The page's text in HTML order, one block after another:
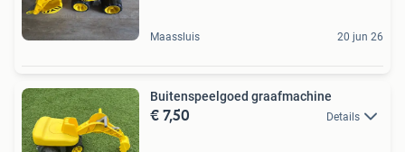
Maassluis 20 jun 26
Buitenspeelgoed graafmachine
€ 7,50 Details